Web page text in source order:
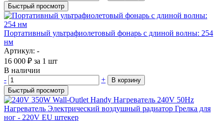
Быстрый просмотр
Портативный ультрафиолетовый фонарь с длиной волны: 254
нм
Артикул: -
16 000 ₽ за 1 шт
В наличии
-
+
В корзину
Быстрый просмотр